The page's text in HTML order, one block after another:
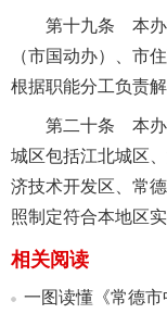
第十九条 本办
（市国动办）、市
根据职能分工负责解
第二十条 本办
城区包括江北城区
济技术开发区、常
照制定符合本地区
相关阅读
一图读懂《常德市